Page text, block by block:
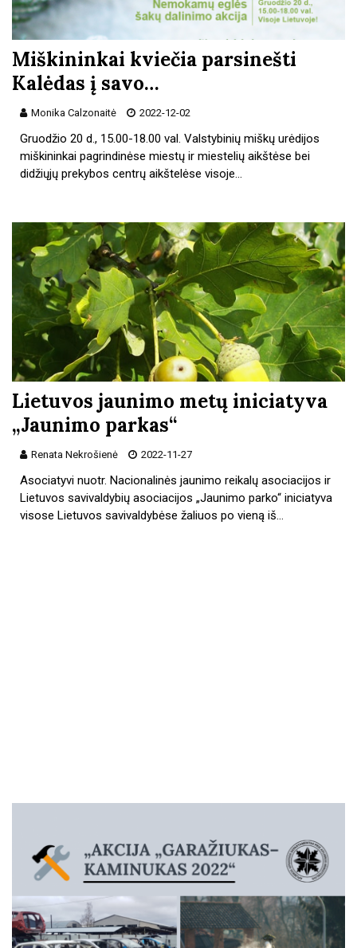
Miškininkai kviečia parsinešti
Kalėdas į savo…
Monika Calzonaitė 2022-12-02
Gruodžio 20 d., 15.00-18.00 val. Valstybinių miškų urėdijos
miškininkai pagrindinėse miestų ir miestelių aikštėse bei
didžiųjų prekybos centrų aikštelėse visoje…
Lietuvos jaunimo metų iniciatyva
„Jaunimo parkas“
Renata Nekrošienė 2022-11-27
Asociatyvi nuotr. Nacionalinės jaunimo reikalų asociacijos ir
Lietuvos savivaldybių asociacijos „Jaunimo parko“ iniciatyva
visose Lietuvos savivaldybėse žaliuos po vieną iš…